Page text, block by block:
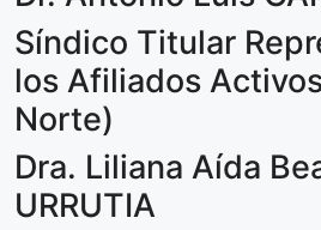
Síndico Titular
los Afiliados
Norte)
Dra. Liliana Aída
URRUTIA